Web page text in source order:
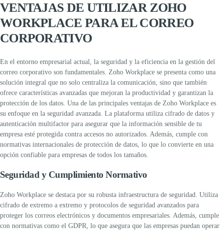
VENTAJAS DE UTILIZAR ZOHO
WORKPLACE PARA EL CORREO
CORPORATIVO
En el entorno empresarial actual, la seguridad y la eficiencia en la gestión del
correo corporativo son fundamentales. Zoho Workplace se presenta como una
solución integral que no solo centraliza la comunicación, sino que también
ofrece características avanzadas que mejoran la productividad y garantizan la
protección de los datos. Una de las principales ventajas de Zoho Workplace es
su enfoque en la seguridad avanzada . La plataforma utiliza cifrado de datos y
autenticación multifactor para asegurar que la información sensible de tu
empresa esté protegida contra accesos no autorizados. Además, cumple con
normativas internacionales de protección de datos, lo que lo convierte en una
opción confiable para empresas de todos los tamaños.
Seguridad y Cumplimiento Normativo
Zoho Workplace se destaca por su robusta infraestructura de seguridad. Utiliza
cifrado de extremo a extremo y protocolos de seguridad avanzados para
proteger los correos electrónicos y documentos empresariales. Además, cumple
con normativas como el GDPR, lo que asegura que las empresas puedan operar